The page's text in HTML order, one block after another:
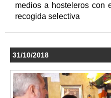
medios a hosteleros con
recogida selectiva
31/10/2018